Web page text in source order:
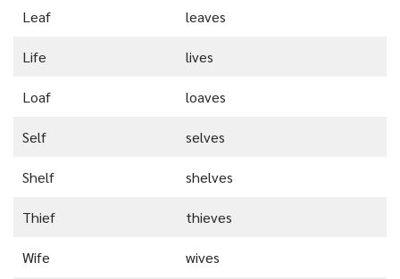
Leaf leaves
Life lives
Loaf loaves
Self selves
Shelf shelves
Thief thieves
Wife wives